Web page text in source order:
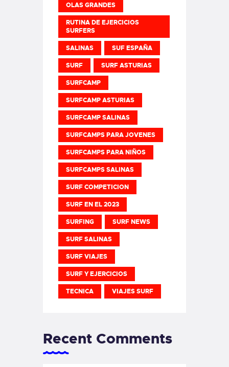
OLAS GRANDES
RUTINA DE EJERCICIOS
SURFERS
SALINAS SUF ESPAÑA
SURF SURF ASTURIAS
SURFCAMP
SURFCAMP ASTURIAS
SURFCAMP SALINAS
SURFCAMPS PARA JOVENES
SURFCAMPS PARA NIÑOS
SURFCAMPS SALINAS
SURF COMPETICION
SURF EN EL 2023
SURFING SURF NEWS
SURF SALINAS
SURF VIAJES
SURF Y EJERCICIOS
TECNICA VIAJES SURF
Recent Comments